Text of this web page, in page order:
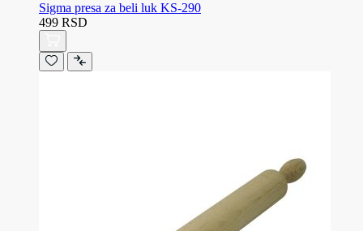
Sigma presa za beli luk KS-290
499 RSD